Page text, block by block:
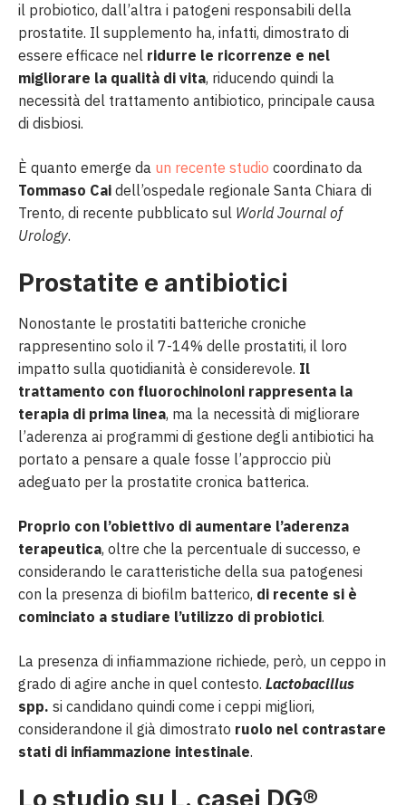
il probiotico, dall’altra i patogeni responsabili della
prostatite. Il supplemento ha, infatti, dimostrato di
essere efficace nel ridurre le ricorrenze e nel
migliorare la qualità di vita, riducendo quindi la
necessità del trattamento antibiotico, principale causa
di disbiosi.
È quanto emerge da un recente studio coordinato da
Tommaso Cai dell’ospedale regionale Santa Chiara di
Trento, di recente pubblicato sul World Journal of
Urology.
Prostatite e antibiotici
Nonostante le prostatiti batteriche croniche
rappresentino solo il 7-14% delle prostatiti, il loro
impatto sulla quotidianità è considerevole. Il
trattamento con fluorochinoloni rappresenta la
terapia di prima linea, ma la necessità di migliorare
l’aderenza ai programmi di gestione degli antibiotici ha
portato a pensare a quale fosse l’approccio più
adeguato per la prostatite cronica batterica.
Proprio con l’obiettivo di aumentare l’aderenza
terapeutica, oltre che la percentuale di successo, e
considerando le caratteristiche della sua patogenesi
con la presenza di biofilm batterico, di recente si è
cominciato a studiare l’utilizzo di probiotici.
La presenza di infiammazione richiede, però, un ceppo in
grado di agire anche in quel contesto. Lactobacillus
spp. si candidano quindi come i ceppi migliori,
considerandone il già dimostrato ruolo nel contrastare
stati di infiammazione intestinale.